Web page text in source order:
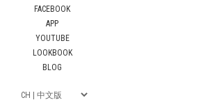
FACEBOOK
APP
YOUTUBE
LOOKBOOK
BLOG